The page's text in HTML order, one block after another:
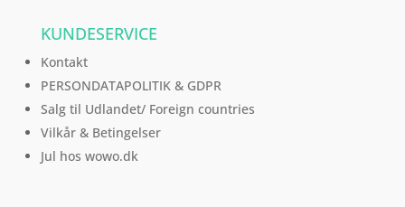
KUNDESERVICE
Kontakt
PERSONDATAPOLITIK & GDPR
Salg til Udlandet/ Foreign countries
Vilkår & Betingelser
Jul hos wowo.dk